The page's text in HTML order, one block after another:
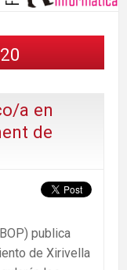
a en
de
publica
de Xirivella